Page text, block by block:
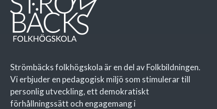
Strömbäcks folkhögskola är en del av Folkbildningen.
Vi erbjuder en pedagogisk miljö som stimulerar till
personlig utveckling, ett demokratiskt
förhållningssätt och engagemang i